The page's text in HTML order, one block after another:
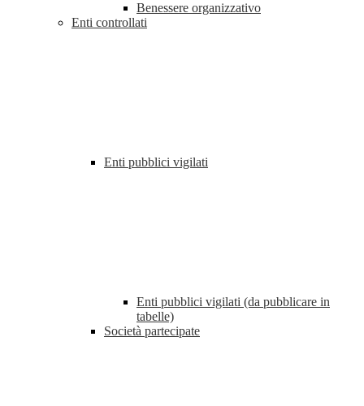
Benessere organizzativo
Enti controllati
Enti pubblici vigilati
Enti pubblici vigilati (da pubblicare in
tabelle)
Società partecipate